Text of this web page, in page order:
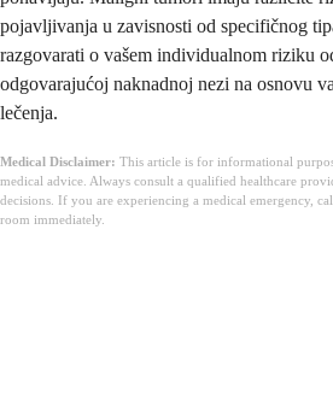
pojavljivanja u zavisnosti od specifičnog
razgovarati o vašem individualnom riziku
odgovarajućoj naknadnoj nezi na osnovu
lečenja.
Medical Disclaimer: This article is for informational
medical advice. Always consult a qualified healthcare
decisions. If you are experiencing a medical emergency,
room immediately.